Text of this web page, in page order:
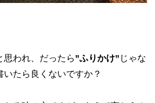
思われ、だったら”ふりかけ” じゃな
いたら良くないですか？